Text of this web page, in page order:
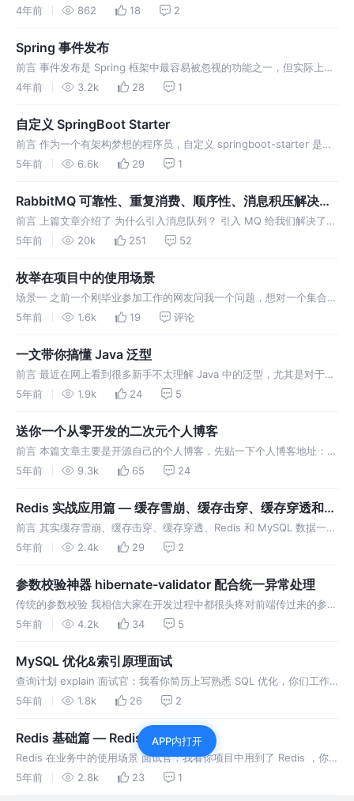
的确没有去关注过。只是依稀记得曾经在网上看到过相关资料，记得懒
式也无可厚非
4年前 862 18 2
Spring 事件发布
前言 事件发布是 Spring 框架中最容易被忽视的功能之一，但实际上它
是一个很有用的功能。使用事件机制可以将同一个应用系统内互相耦合
4年前 3.2k 28 1
自定义 SpringBoot Starter
前言 作为一个有架构梦想的程序员，自定义 springboot-starter 是我
们必须要掌握的技能。企业中很多项目都会有自己封装 starter 的需
5年前 6.6k 29 1
RabbitMQ 可靠性、重复消费、顺序性、消息积压解决方
案
前言 上篇文章介绍了 为什么引入消息队列？ 引入 MQ 给我们解决了一
些问题，但同时又引入了一些复杂的问题，这些问题是大型项目中必须
法百分
5年前 20k 251 52
枚举在项目中的使用场景
场景一 之前一个刚毕业参加工作的网友问我一个问题，想对一个集合排
序 如上图，想根据 checkLineLocation 字段值排序这个集合。我毕竟
5年前 1.6k 19 评论
一文带你搞懂 Java 泛型
前言 最近在网上看到很多新手不太理解 Java 中的泛型，尤其是对于源
码中各种通配符 "?"、"T"、"S"、"R" 等，不理解其含义，更不知如何使
5年前 1.9k 24 5
送你一个从零开发的二次元个人博客
前言 本篇文章主要是开源自己的个人博客，先贴一下个人博客地址：孙
玉超个人博客 不太适配手机端， PC 端样式还是蛮好看的。其实很久之
意思，
5年前 9.3k 65 24
Redis 实战应用篇 — 缓存雪崩、缓存击穿、缓存穿透和数
据一致性
前言 其实缓存雪崩、缓存击穿、缓存穿透、Redis 和 MySQL 数据一致
性，网上已经很多人都写过相关文章，不过博主还是决定再写一篇，想
5年前 2.4k 29 2
参数校验神器 hibernate-validator 配合统一异常处理
传统的参数校验 我相信大家在开发过程中都很头疼对前端传过来的参数
进行校验，因为有时候接口需要的参数很多，在远古时代我们的校验方
溃啊……如
5年前 4.2k 34 5
MySQL 优化&索引原理面试
查询计划 explain 面试官：我看你简历上写熟悉 SQL 优化，你们工作
中是怎么优化的？ 我们会开启慢查询日志，捕捉到慢的 SQL，先用
5年前 1.8k 26 2
Redis 基础篇 — Redis 面试必问
Redis 在业务中的使用场景 面试官：我看你项目中用到了 Redis ，你
们哪些业务场景使用了 Redis ？ 我们很多业务都用了 Redis ，这里列
5年前 2.8k 23 1
APP内打开